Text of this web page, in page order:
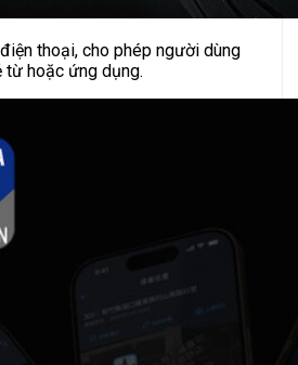
thoại, cho phép người dùng
từ hoặc ứng dụng.